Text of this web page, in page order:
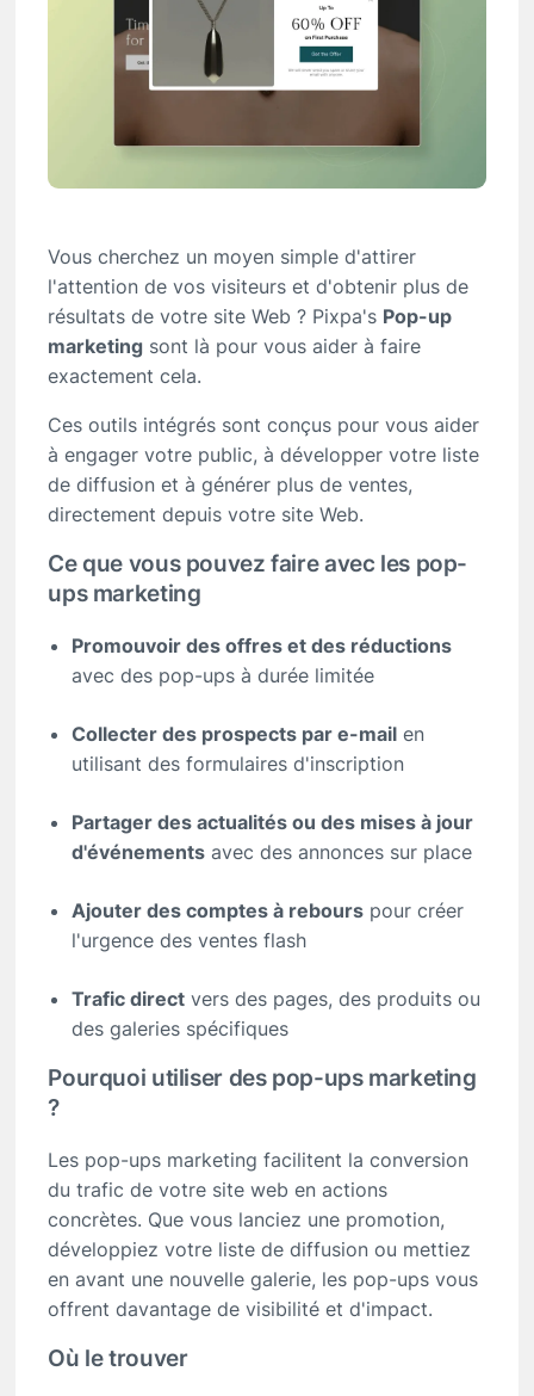
Vous cherchez un moyen simple d'attirer
l'attention de vos visiteurs et d'obtenir plus de
résultats de votre site Web ? Pixpa's Pop-up
marketing sont là pour vous aider à faire
exactement cela.
Ces outils intégrés sont conçus pour vous aider
à engager votre public, à développer votre liste
de diffusion et à générer plus de ventes,
directement depuis votre site Web.
Ce que vous pouvez faire avec les pop-
ups marketing
Promouvoir des offres et des réductions
avec des pop-ups à durée limitée
Collecter des prospects par e-mail en
utilisant des formulaires d'inscription
Partager des actualités ou des mises à jour
d'événements avec des annonces sur place
Ajouter des comptes à rebours pour créer
l'urgence des ventes flash
Trafic direct vers des pages, des produits ou
des galeries spécifiques
Pourquoi utiliser des pop-ups marketing
?
Les pop-ups marketing facilitent la conversion
du trafic de votre site web en actions
concrètes. Que vous lanciez une promotion,
développiez votre liste de diffusion ou mettiez
en avant une nouvelle galerie, les pop-ups vous
offrent davantage de visibilité et d'impact.
Où le trouver